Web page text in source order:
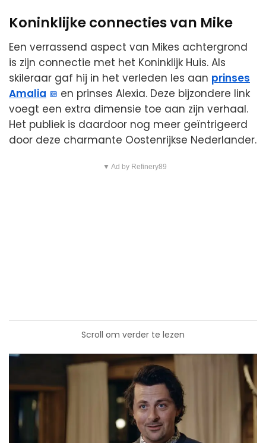
Koninklijke connecties van Mike
Een verrassend aspect van Mikes achtergrond
is zijn connectie met het Koninklijk Huis. Als
skileraar gaf hij in het verleden les aan prinses
Amalia
en prinses Alexia. Deze bijzondere link
voegt een extra dimensie toe aan zijn verhaal.
Het publiek is daardoor nog meer geïntrigeerd
door deze charmante Oostenrijkse Nederlander.
▼ Ad by Refinery89
Scroll om verder te lezen